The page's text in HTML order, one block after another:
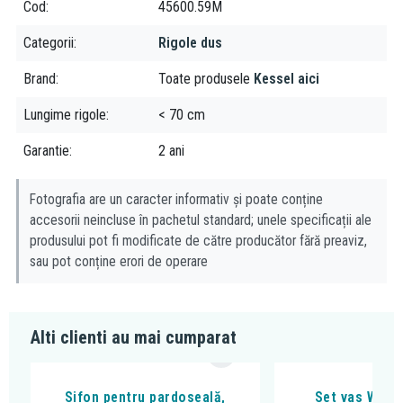
Cod 45600.59M
Categorii Rigole dus
Brand Toate produsele Kessel aici
Lungime rigole < 70 cm
Garantie 2 ani
Fotografia are un caracter informativ și poate conține
accesorii neincluse în pachetul standard; unele specificații ale
produsului pot fi modificate de către producător fără preaviz,
sau pot conține erori de operare
Alti clienti au mai cumparat
Sifon pentru pardoseală, Set vas WC